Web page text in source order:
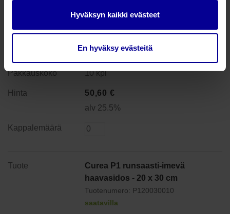
Hyväksyn kaikki evästeet
En hyväksy evästeitä
Tuotenumero: P120020010
saatavilla
20 x 20 cm
10 kpl
50,60 €
alv 25.5%
Curea P1 runsaasti-imevä
haavasidos - 20 x 30 cm
Tuotenumero: P120030010
saatavilla